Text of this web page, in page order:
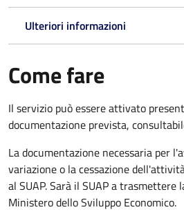
Ulteriori informazioni
Come fare
Il servizio può essere attivato
documentazione prevista,
La documentazione necessaria per
variazione o la cessazione
al SUAP. Sarà il SUAP a trasmettere
Ministero dello Sviluppo Economico.